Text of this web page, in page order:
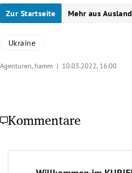
Zur Startseite Mehr aus Ausland
Ukraine
Agenturen, hamm | 10.03.2022, 16:00
Kommentare